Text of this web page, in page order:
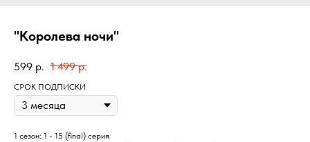
"Королева ночи"
599 р. 1 499 р.
СРОК ПОДПИСКИ
1 сезон: 1 - 15 (final) серия